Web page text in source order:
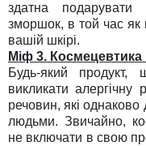
здатна подарувати
зморшок, в той час як
вашій шкірі.
Міф 3. Космецевтика
Будь-який
викликати алергічну
речовин, які
людьми. Звичайно,
не включати в свою